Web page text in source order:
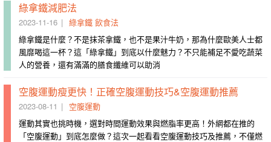
綠拿鐵減肥法
2023-11-16 綠拿鐵 飲食法
綠拿鐵是什麼？不是抹茶拿鐵，也不是果汁牛奶，那為什麼歐美人士都
風靡喝這一杯？這「綠拿鐵」到底以什麼魅力？不只能補足不愛吃蔬菜
人的營養，還有滿滿的膳食纖維可以助消
空腹運動瘦更快！正確空腹運動技巧&空腹運動推薦
2023-08-11
空腹運動
運動其實也挑時機，選對時間運動效果與燃脂率更高！外網都在推的
「空腹運動」到底怎麼做？這次一起看看空腹運動技巧及推薦，不僅燃